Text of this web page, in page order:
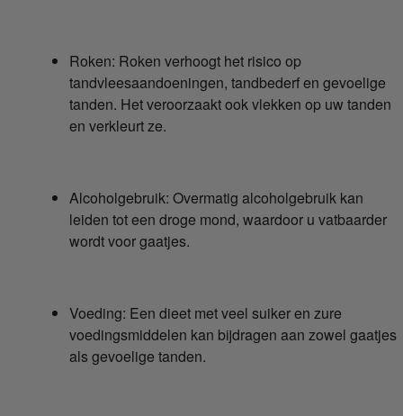
Roken: Roken verhoogt het risico op
tandvleesaandoeningen, tandbederf en gevoelige
tanden. Het veroorzaakt ook vlekken op uw tanden
en verkleurt ze.
Alcoholgebruik: Overmatig alcoholgebruik kan
leiden tot een droge mond, waardoor u vatbaarder
wordt voor gaatjes.
Voeding: Een dieet met veel suiker en zure
voedingsmiddelen kan bijdragen aan zowel gaatjes
als gevoelige tanden.